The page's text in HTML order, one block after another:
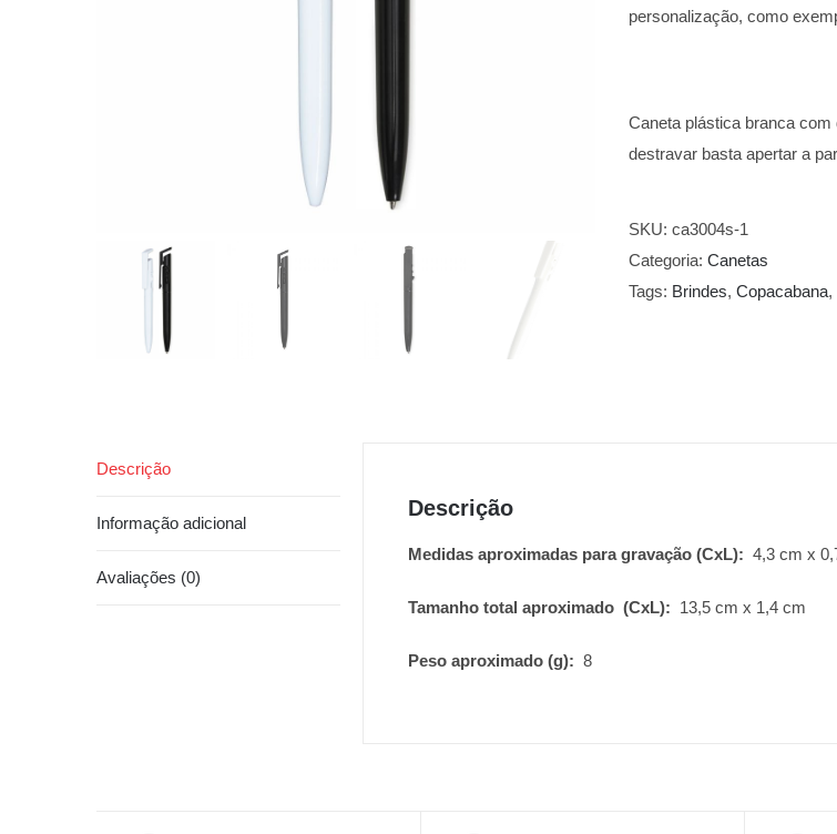
personalização, como
Caneta plástica branca com
destravar basta apertar a
SKU: ca3004s-1
Categoria: Canetas
Tags: Brindes, Copacabana,
Descrição
Informação adicional
Avaliações (0)
Descrição
Medidas aproximadas para gravação(CxL): 4,3 cm x
Tamanho total aproximado (CxL): 13,5 cm x 1,4 cm
Peso aproximado(g): 8